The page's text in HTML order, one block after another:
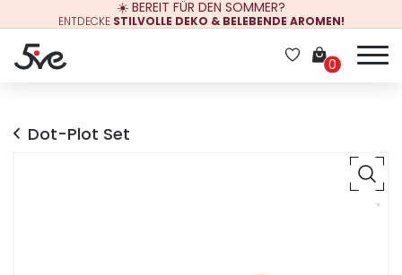
☀️ BEREIT FÜR DEN SOMMER?
ENTDECKE STILVOLLE DEKO & BELEBENDE AROMEN!
0
Dot-Plot Set